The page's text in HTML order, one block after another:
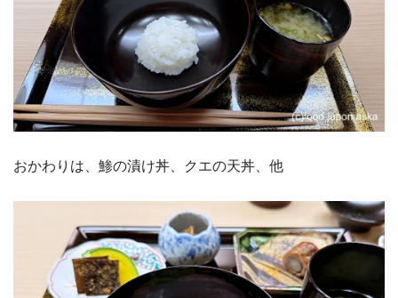
おかわりは、鯵の漬け丼、クエの天丼、他